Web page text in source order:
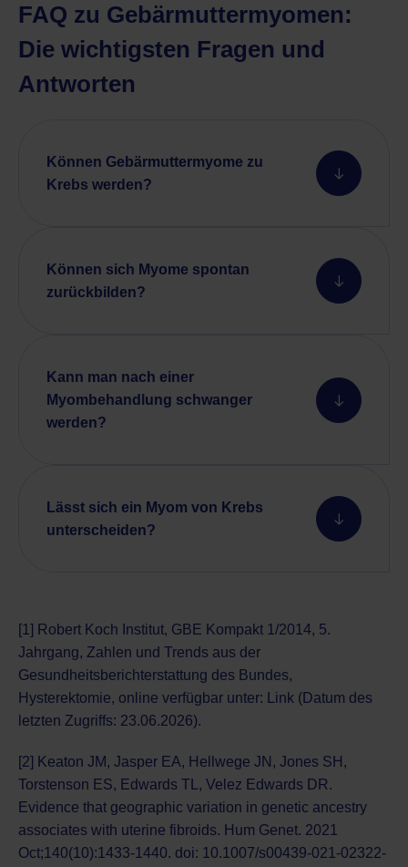
FAQ zu Gebärmuttermyomen:
Die wichtigsten Fragen und
Antworten
Können Gebärmuttermyome zu
Krebs werden?
Können sich Myome spontan
zurückbilden?
Kann man nach einer
Myombehandlung schwanger
werden?
Lässt sich ein Myom von Krebs
unterscheiden?
[1] Robert Koch Institut, GBE Kompakt 1/2014, 5.
Jahrgang, Zahlen und Trends aus der
Gesundheitsberichterstattung des Bundes,
Hysterektomie, online verfügbar unter: Link (Datum des
letzten Zugriffs: 23.06.2026).
[2] Keaton JM, Jasper EA, Hellwege JN, Jones SH,
Torstenson ES, Edwards TL, Velez Edwards DR.
Evidence that geographic variation in genetic ancestry
associates with uterine fibroids. Hum Genet. 2021
Oct;140(10):1433-1440. doi: 10.1007/s00439-021-02322-